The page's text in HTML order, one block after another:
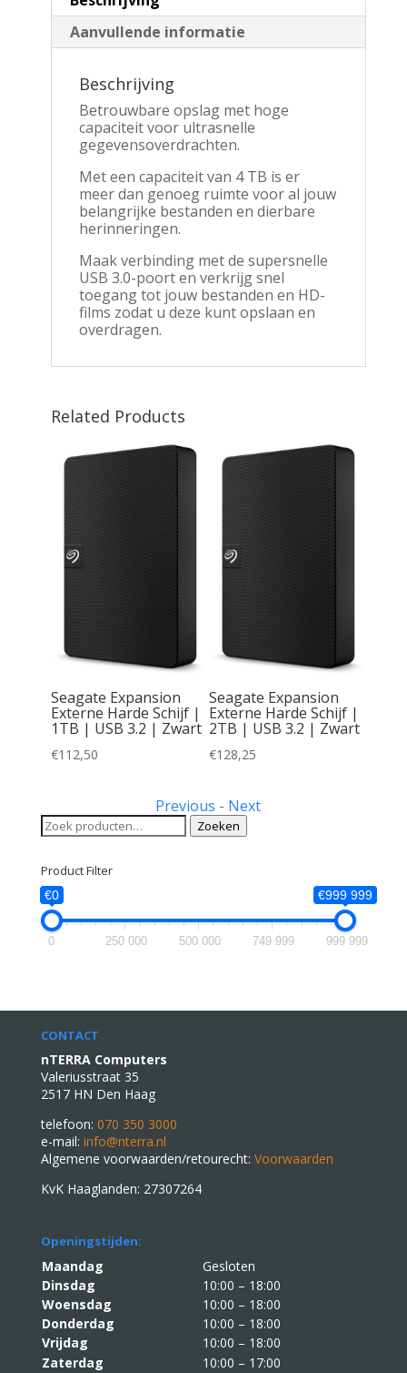
Aanvullende informatie
Beschrijving
Betrouwbare opslag met hoge
capaciteit voor ultrasnelle
gegevensoverdrachten.
Met een capaciteit van 4 TB is er
meer dan genoeg ruimte voor al jouw
belangrijke bestanden en dierbare
herinneringen.
Maak verbinding met de supersnelle
USB 3.0-poort en verkrijg snel
toegang tot jouw bestanden en HD-
films zodat u deze kunt opslaan en
overdragen.
Related Products
Seagate Expansion
Externe Harde Schijf |
1TB | USB 3.2 | Zwart
€112,50
Seagate Expansion
Externe Harde Schijf |
2TB | USB 3.2 | Zwart
€128,25
Previous - Next
Zoeken
naar:
Zoeken
Product Filter
€0 €999 999
0 250 000 500 000 749 999 999 999
CONTACT
nTERRA Computers
Valeriusstraat 35
2517 HN Den Haag
telefoon: 070 350 3000
e-mail: info@nterra.nl
Algemene voorwaarden/retourecht: Voorwaarden
KvK Haaglanden: 27307264
Openingstijden:
Maandag
Gesloten
Dinsdag
10:00 – 18:00
Woensdag
10:00 – 18:00
Donderdag
10:00 – 18:00
Vrijdag
10:00 – 18:00
Zaterdag
10:00 – 17:00